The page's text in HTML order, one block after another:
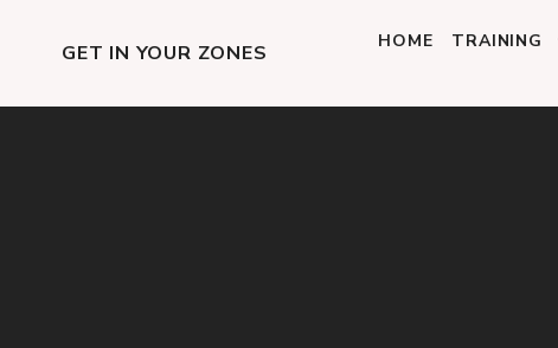
GET IN YOUR ZONES HOME TRAINING